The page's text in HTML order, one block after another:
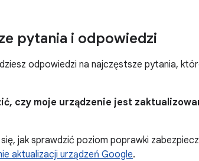
pytania i odpowiedzi
odpowiedzi na najczęstsze pytania,
czy moje urządzenie jest
jak sprawdzić poziom poprawki
aktualizacji urządzeń Google.